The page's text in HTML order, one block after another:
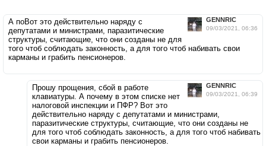
GENNRIC
09/03/2021, 06:36
А поВот это действительно наряду с
депутатами и министрами, паразитические
структуры, считающие, что они созданы не для
того чтоб соблюдать законность, а для того чтоб набивать свои
карманы и грабить пенсионеров.
GENNRIC
09/03/2021, 06:39
Прошу прощения, сбой в работе
клавиатуры. А почему в этом списке нет
налоговой инспекции и ПФР? Вот это
действительно наряду с депутатами и министрами,
паразитические структуры, считающие, что они созданы не
для того чтоб соблюдать законность, а для того чтоб набивать
свои карманы и грабить пенсионеров.